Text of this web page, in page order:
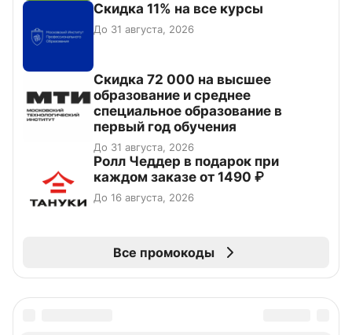
Скидка 11% на все курсы
До 31 августа, 2026
Скидка 72 000 на высшее
образование и среднее
специальное образование в
первый год обучения
До 31 августа, 2026
Ролл Чеддер в подарок при
каждом заказе от 1490 ₽
До 16 августа, 2026
Все промокоды